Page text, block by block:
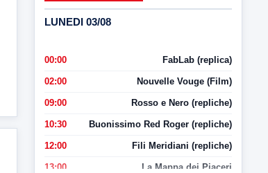
LUNEDI 03/08
00:00 FabLab (replica)
02:00 Nouvelle Vouge (Film)
09:00 Rosso e Nero (repliche)
10:30 Buonissimo Red Roger (repliche)
12:00 Fili Meridiani (repliche)
13:00 La Mappa dei Piaceri